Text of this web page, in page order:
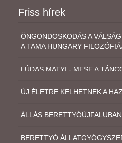
Friss hírek
ÖNGONDOSKODÁS A
A TAMA HUNGARY
LÚDAS MATYI - MESE A
ÚJ ÉLETRE KELHETNEK A
ÁLLÁS
BERETTYÓ